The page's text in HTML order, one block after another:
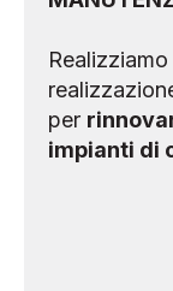
per
impianti di